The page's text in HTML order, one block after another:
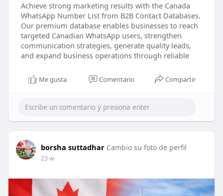
Achieve strong marketing results with the Canada
WhatsApp Number List from B2B Contact Databases.
Our premium database enables businesses to reach
targeted Canadian WhatsApp users, strengthen
communication strategies, generate quality leads,
and expand business operations through reliable
Me gusta Comentario Compartir
borsha suttadhar Cambio su foto de perfil
23 w